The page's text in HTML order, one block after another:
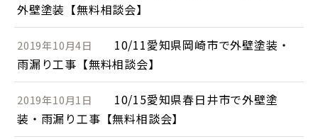
外壁塗装【無料相談会】
2019年10月4日
10/11愛知県岡崎市で外壁塗装・
雨漏り工事【無料相談会】
2019年10月1日
10/15愛知県春日井市で外壁塗
装・雨漏り工事【無料相談会】